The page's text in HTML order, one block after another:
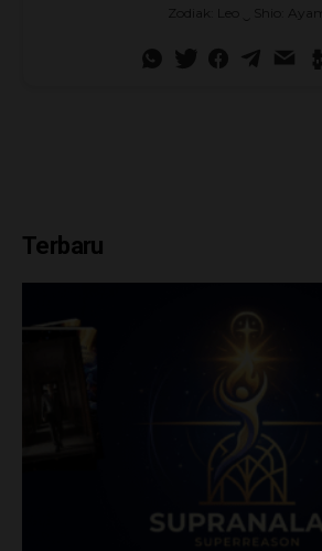
Zodiak: Leo ‿ Shio: Ayam
Terbaru